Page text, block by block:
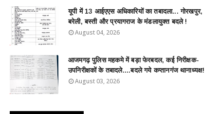
यूपी में 13 आईएएस अधिकारियों का तबादला... गोरखपुर,
बरेली, बस्ती और प्रयागराज के मंडलायुक्त बदले !
August 04, 2026
आजमगढ़ पुलिस महकमे में बड़ा फेरबदल, कई निरीक्षक-
उपनिरीक्षकों के तबादले....बदले गये कप्तानगंज थानाध्यक्ष!
August 03, 2026